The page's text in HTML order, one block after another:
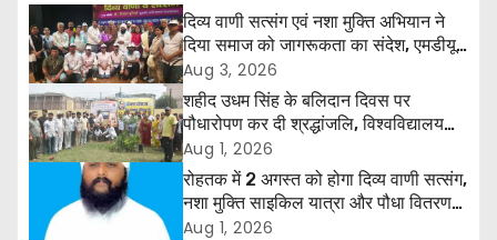
n
a
v
i
g
दिव्य वाणी सत्संग एवं नशा मुक्ति अभियान ने
दिया समाज को जागरूकता का संदेश, एमडीयू
रोहतक में हजारों लोगों ने लिया संकल्प
Aug 3, 2026
शहीद उधम सिंह के बलिदान दिवस पर
पौधारोपण कर दी श्रद्धांजलि, विश्वविद्यालय
और राजपत्रित अवकाश बहाल करने की उठी
मांग
Aug 1, 2026
रोहतक में 2 अगस्त को होगा दिव्य वाणी सत्संग,
नशा मुक्ति साइकिल यात्रा और पौधा वितरण
कार्यक्रम
Aug 1, 2026